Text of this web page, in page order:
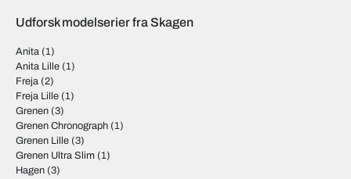
Udforsk modelserier fra Skagen
Anita (1)
Anita Lille (1)
Freja (2)
Freja Lille (1)
Grenen (3)
Grenen Chronograph (1)
Grenen Lille (3)
Grenen Ultra Slim (1)
Hagen (3)